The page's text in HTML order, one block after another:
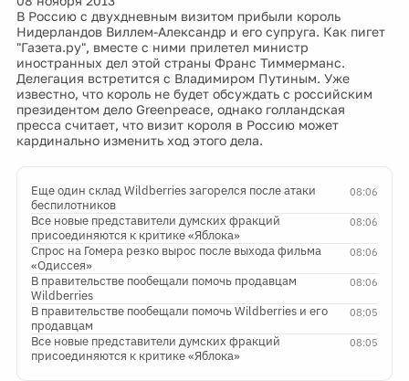
В Россию с двухдневным визитом прибыли король
Нидерландов Виллем-Александр и его супруга. Как пигет
"Газета.ру", вместе с ними прилетел министр
иностранных дел этой страны Франс Тиммерманс.
Делегация встретится с Владимиром Путиным. Уже
известно, что король не будет обсуждать с российским
президентом дело Greenpeace, однако голландская
пресса считает, что визит короля в Россию может
кардинально изменить ход этого дела.
08:06
Еще один склад Wildberries загорелся после атаки
беспилотников
08:06
Все новые представители думских фракций
присоединяются к критике «Яблока»
08:06
Спрос на Гомера резко вырос после выхода фильма
«Одиссея»
08:06
В правительстве пообещали помочь продавцам
Wildberries
08:05
В правительстве пообещали помочь Wildberries и его
продавцам
08:05
Все новые представители думских фракций
присоединяются к критике «Яблока»